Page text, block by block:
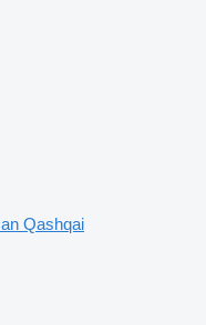
Qashqai